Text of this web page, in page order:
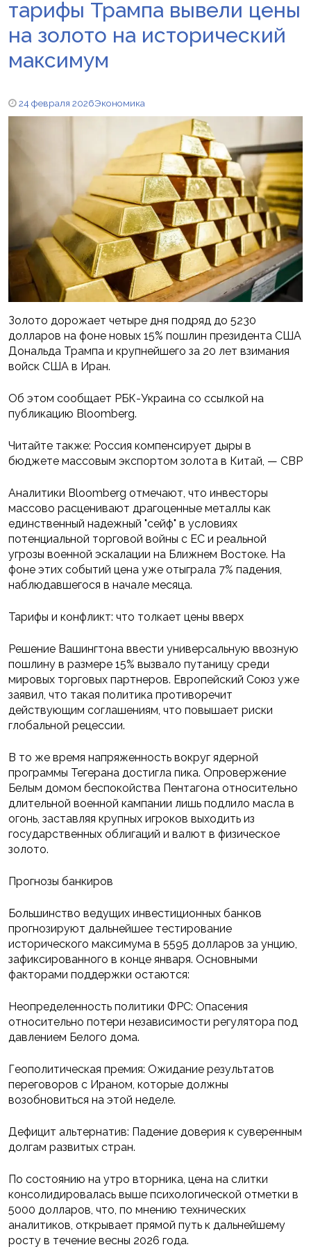
тарифы Трампа вывели цены
на золото на исторический
максимум
24 февраля 2026Экономика
Золото дорожает четыре дня подряд до 5230
долларов на фоне новых 15% пошлин президента США
Дональда Трампа и крупнейшего за 20 лет взимания
войск США в Иран.
Об этом сообщает РБК-Украина со ссылкой на
публикацию Вloomberg.
Читайте также: Россия компенсирует дыры в
бюджете массовым экспортом золота в Китай, — СВР
Аналитики Bloomberg отмечают, что инвесторы
массово расценивают драгоценные металлы как
единственный надежный "сейф" в условиях
потенциальной торговой войны с ЕС и реальной
угрозы военной эскалации на Ближнем Востоке. На
фоне этих событий цена уже отыграла 7% падения,
наблюдавшегося в начале месяца.
Тарифы и конфликт: что толкает цены вверх
Решение Вашингтона ввести универсальную ввозную
пошлину в размере 15% вызвало путаницу среди
мировых торговых партнеров. Европейский Союз уже
заявил, что такая политика противоречит
действующим соглашениям, что повышает риски
глобальной рецессии.
В то же время напряженность вокруг ядерной
программы Тегерана достигла пика. Опровержение
Белым домом беспокойства Пентагона относительно
длительной военной кампании лишь подлило масла в
огонь, заставляя крупных игроков выходить из
государственных облигаций и валют в физическое
золото.
Прогнозы банкиров
Большинство ведущих инвестиционных банков
прогнозируют дальнейшее тестирование
исторического максимума в 5595 долларов за унцию,
зафиксированного в конце января. Основными
факторами поддержки остаются:
Неопределенность политики ФРС: Опасения
относительно потери независимости регулятора под
давлением Белого дома.
Геополитическая премия: Ожидание результатов
переговоров с Ираном, которые должны
возобновиться на этой неделе.
Дефицит альтернатив: Падение доверия к суверенным
долгам развитых стран.
По состоянию на утро вторника, цена на слитки
консолидировалась выше психологической отметки в
5000 долларов, что, по мнению технических
аналитиков, открывает прямой путь к дальнейшему
росту в течение весны 2026 года.